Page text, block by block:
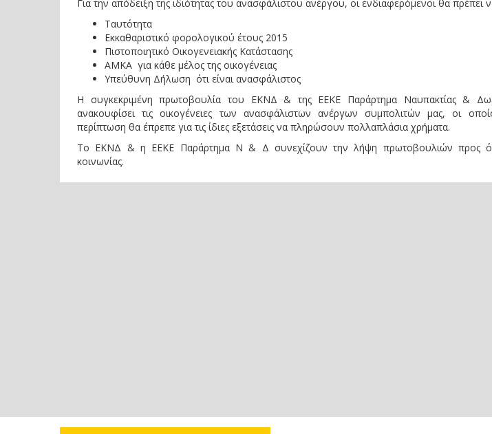
Για την απόδειξη της ιδιότητας του ανασφάλιστου ανέργου, οι ενδιαφερόμενοι θα πρέπει
Ταυτότητα
Εκκαθαριστικό φορολογικού έτους 2015
Πιστοποιητικό Οικογενειακής Κατάστασης
ΑΜΚΑ για κάθε μέλος της οικογένειας
Υπεύθυνη Δήλωση ότι είναι ανασφάλιστος
Η συγκεκριμένη πρωτοβουλία του ΕΚΝΔ & της ΕΕΚΕ Παράρτημα Ναυπακτίας &
ανακουφίσει τις οικογένειες των ανασφάλιστων ανέργων συμπολιτών μας, οι
περίπτωση θα έπρεπε για τις ίδιες εξετάσεις να πληρώσουν πολλαπλάσια χρήματα.
Το ΕΚΝΔ & η ΕΕΚΕ Παράρτημα Ν & Δ συνεχίζουν την λήψη πρωτοβουλιών προς
κοινωνίας.